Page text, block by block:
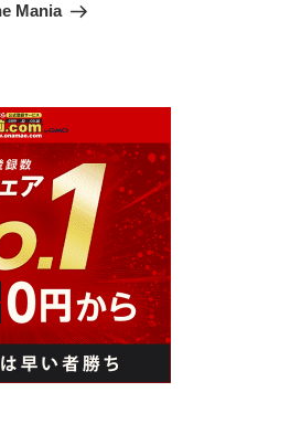
Mania